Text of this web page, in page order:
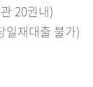
20권내)
일재대출 불가)